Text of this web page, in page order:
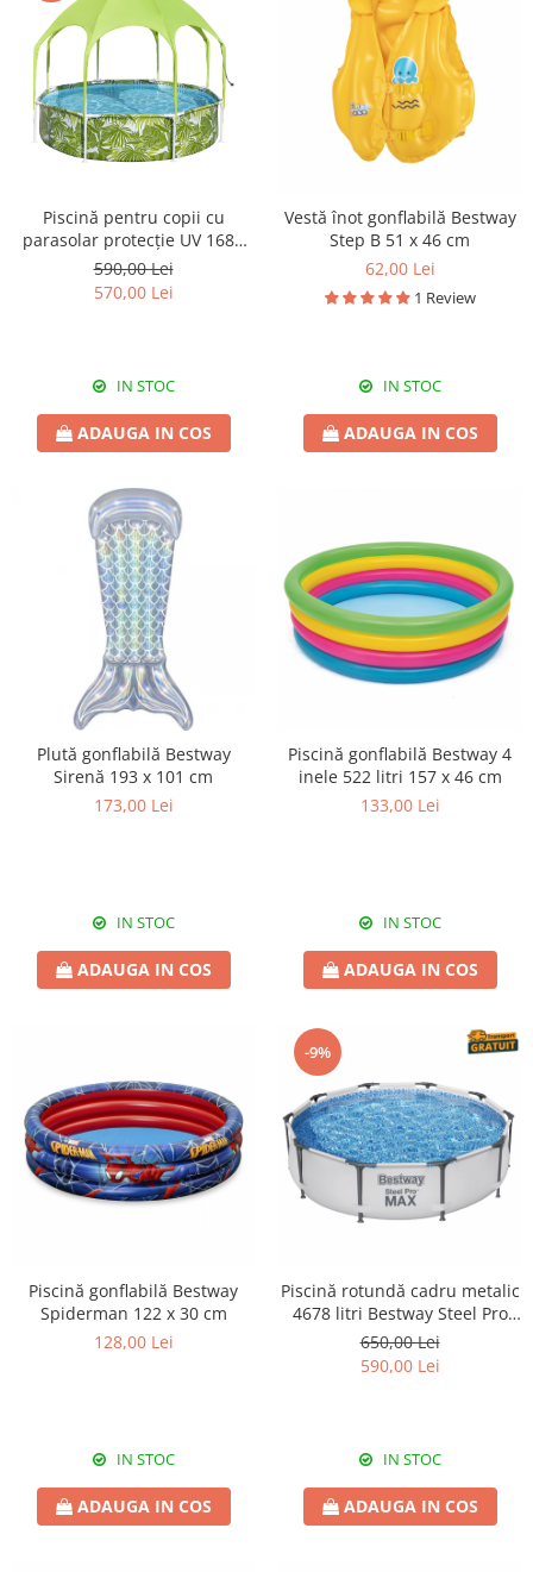
Piscină pentru copii cu
parasolar protecție UV 1688
litri Bestway 244x51 cm
590,00 Lei
570,00 Lei
IN STOC
ADAUGA IN COS
Vestă înot gonflabilă Bestway
Step B 51 x 46 cm
62,00 Lei
1 Review
IN STOC
ADAUGA IN COS
Plută gonflabilă Bestway
Sirenă 193 x 101 cm
173,00 Lei
IN STOC
ADAUGA IN COS
Piscină gonflabilă Bestway 4
inele 522 litri 157 x 46 cm
133,00 Lei
IN STOC
ADAUGA IN COS
Piscină gonflabilă Bestway
Spiderman 122 x 30 cm
128,00 Lei
IN STOC
ADAUGA IN COS
-9%
Piscină rotundă cadru metalic
4678 litri Bestway Steel Pro
Max 305x76 cm
650,00 Lei
590,00 Lei
IN STOC
ADAUGA IN COS